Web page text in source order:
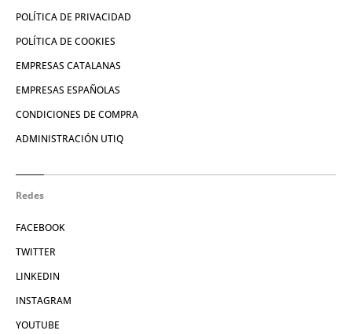
POLÍTICA DE PRIVACIDAD
POLÍTICA DE COOKIES
EMPRESAS CATALANAS
EMPRESAS ESPAÑOLAS
CONDICIONES DE COMPRA
ADMINISTRACIÓN UTIQ
Redes
FACEBOOK
TWITTER
LINKEDIN
INSTAGRAM
YOUTUBE